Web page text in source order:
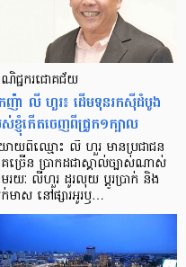
ណិជ្ជករជោគជ័យ
ញ៉ា លី ហួរ៖ ដើមទុនរកស៊ីដំបូង
ស់ខ្ញុំកើតចេញពីជ្រូក១ក្បាល
ាយ​ពី​ឈ្មោះ លី ហួរ មាន​ប្រជាជន​
ច្រើន ប្រាកដ​ជា​ស្គាល់​ច្បាស់​ណាស់
មរយៈ លីហួរ ដូរ​លុយ ប្តូរ​បា្រក់ និង​
មាស នៅ​ផ្សារ​អូរ​ឫ…